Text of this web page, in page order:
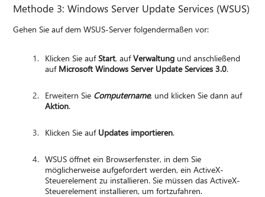
Methode 3: Windows Server Update Services (WSUS)
Gehen Sie auf dem WSUS-Server folgendermaßen vor:
Klicken Sie aufStart, aufVerwaltung und anschließend
auf Microsoft Windows Server Update Services 3.0.
Erweitern Sie Computername, und klicken Sie dann auf
Aktion.
Klicken Sie auf Updates importieren.
WSUS öffnet ein Browserfenster, in dem Sie
möglicherweise aufgefordert werden, ein ActiveX-
Steuerelement zu installieren. Sie müssen das ActiveX-
Steuerelement installieren, um fortzufahren.